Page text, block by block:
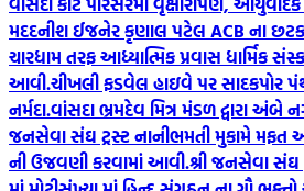
મદદનીશ ઈજનેર કૃણાલ પટેલ ACB ના
ચારધામ તરફ આધ્યાત્મિક પ્રવાસ ધાર્મિક
આવી.ચીખલી ફડવેલ હાઇવે પર સાદકપોર
નર્મદા.વાંસદા ભ્રમદેવ મિત્ર મંડળ દ્વારા
જનસેવા સંઘ ટ્રસ્ટ નાનીભમતી મુકામે મફત
ની ઉજવણી કરવામાં આવી.શ્રી જનસેવા સંઘ